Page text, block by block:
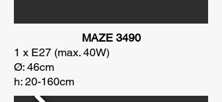
MAZE 3490
1 x E27 (max. 40W)
Ø: 46cm
h: 20-160cm